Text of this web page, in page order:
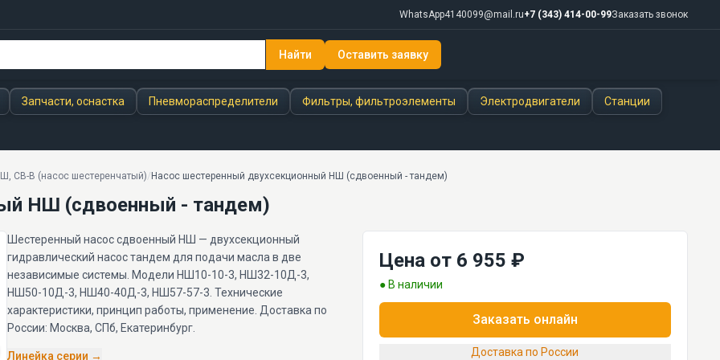
WhatsApp4140099@mail.ru+7 (343) 414-00-99Заказать звонок
Найти Оставить заявку
Запчасти, оснастка Пневмораспределители Фильтры, фильтроэлементы Электродвигатели Станции
СВ-В (насос шестеренчатый)/ Насос шестеренный двухсекционный НШ (сдвоенный - тандем)
- тандем)
НШ (сдвоенный - тандем)
Шестеренный насос сдвоенный НШ — двухсекционный
гидравлический насос тандем для подачи масла в две
независимые системы. Модели НШ10-10-3, НШ32-10Д-3,
НШ50-10Д-3, НШ40-40Д-3, НШ57-57-3. Технические
характеристики, принцип работы, применение. Доставка по
России: Москва, СПб, Екатеринбург.
Линейка серии →
Цена от 6 955 ₽
● В наличии
Заказать онлайн
Доставка по России